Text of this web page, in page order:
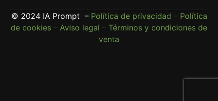
© 2024 IA Prompt – Política de privacidad – Política
de cookies – Aviso legal – Términos y condiciones de
venta